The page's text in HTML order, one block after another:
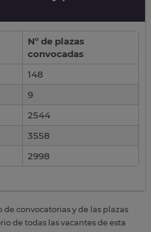
Nº de plazas
convocadas
148
9
2544
3558
2998
convocatorias y de las plazas
de todas las vacantes de esta